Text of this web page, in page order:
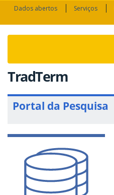
Dados abertos Serviços
TradTerm
Portal da Pesquisa